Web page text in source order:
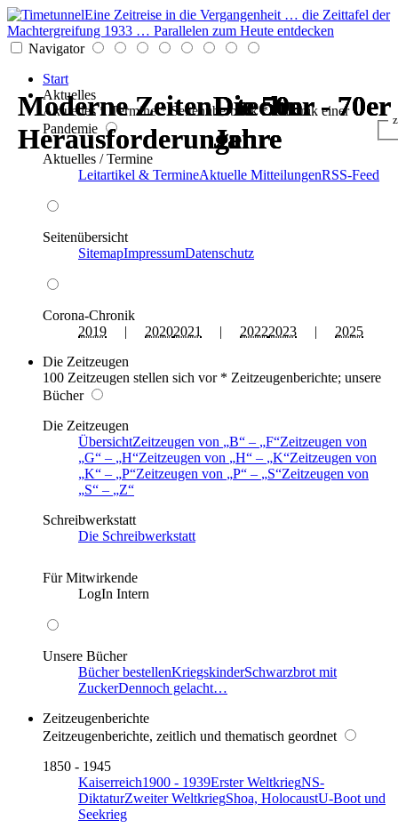
Eine Zeitreise in die Vergangenheit … die Zeittafel der
Machtergreifung 1933 … Parallelen zum Heute entdecken
Navigator
Start
Aktuelles
Aktuelles * Termine * Seitenüberblick * Chronik einer
Pandemie
Aktuelles / Termine
Leitartikel & TermineAktuelle MitteilungenRSS-Feed
Seitenübersicht
SitemapImpressumDatenschutz
Corona-Chronik
2019 | 20202021 | 20222023 | 2025
Die Zeitzeugen
100 Zeitzeugen stellen sich vor * Zeitzeugenberichte; unsere
Bücher
Die Zeitzeugen
ÜbersichtZeitzeugen von B – F Zeitzeugen von
G
– H Zeitzeugen von H – K Zeitzeugen von
K
– P Zeitzeugen von P – S Zeitzeugen von
S
–
Z
Schreibwerkstatt
Die Schreibwerkstatt
Für Mitwirkende
LogIn Intern
Unsere Bücher
Bücher bestellenKriegskinderSchwarzbrot mit
ZuckerDennoch gelacht…
Zeitzeugenberichte
Zeitzeugenberichte, zeitlich und thematisch geordnet
1850 - 1945
Kaiserreich1900 - 1939Erster WeltkriegNS-
DiktaturZweiter WeltkriegShoa, HolocaustU-Boot und
Seekrieg
Die 50er - 70er
Jahre
Moderne Zeiten - techn.
Herausforderungen
Die 50er - 70er
Jahre
Die 50er - 70er
Jahre
Moderne Zeiten - techn.
Herausforderungen
Die 50er - 70er
Jahre